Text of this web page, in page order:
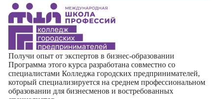
Онлайн-обучение
Курсы
копирайтинга
Курсы по
созданию
Получи опыт от экспертов в бизнес-образовании
Программа этого курса разработана совместно со
специалистами Колледжа городских предпринимателей,
который специализируется на среднем профессиональном
образовании для бизнесменов и востребованных